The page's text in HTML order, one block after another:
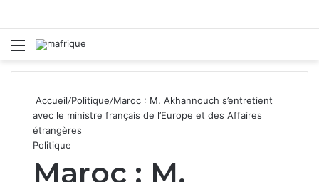
Menu
Accueil/Politique/Maroc : M. Akhannouch s’entretient
avec le ministre français de l’Europe et des Affaires
étrangères
Politique
Maroc : M.